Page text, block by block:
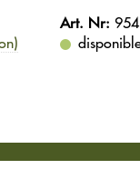
Art. Nr: